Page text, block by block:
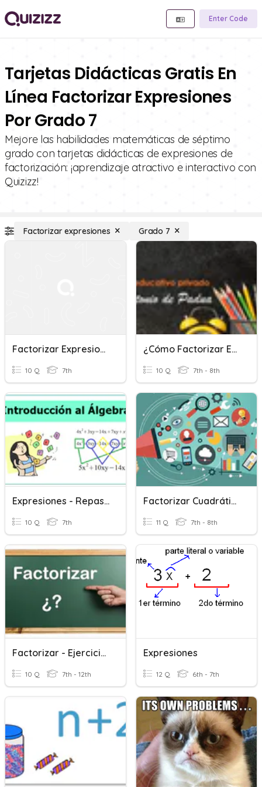
Enter Code
Tarjetas Didácticas Gratis En
Línea Factorizar Expresiones
Por Grado 7
Mejore las habilidades matemáticas de séptimo
grado con tarjetas didácticas de expresiones de
factorización: ¡aprendizaje atractivo e interactivo con
Quizizz!
Factorizar expresiones Grado 7
Factorizar Expresiones Lineales
10 Q 7th
¿Cómo Factorizar Expresiones Algebraicas?
10 Q 7th - 8th
Expresiones - Repaso De Unidad
10 Q 7th
Factorizar Cuadráticas
11 Q 7th - 8th
Factorizar - Ejercicios
10 Q 7th - 12th
Expresiones
12 Q 6th - 7th